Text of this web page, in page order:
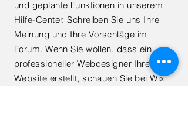
und geplante Funktionen in unserem
Hilfe-Center. Schreiben Sie uns Ihre
Meinung und Ihre Vorschläge im
Forum. Wenn Sie wollen, dass ein
professioneller Webdesigner Ihre
Website erstellt, schauen Sie bei Wix